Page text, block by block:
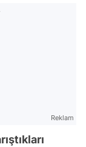
Reklam